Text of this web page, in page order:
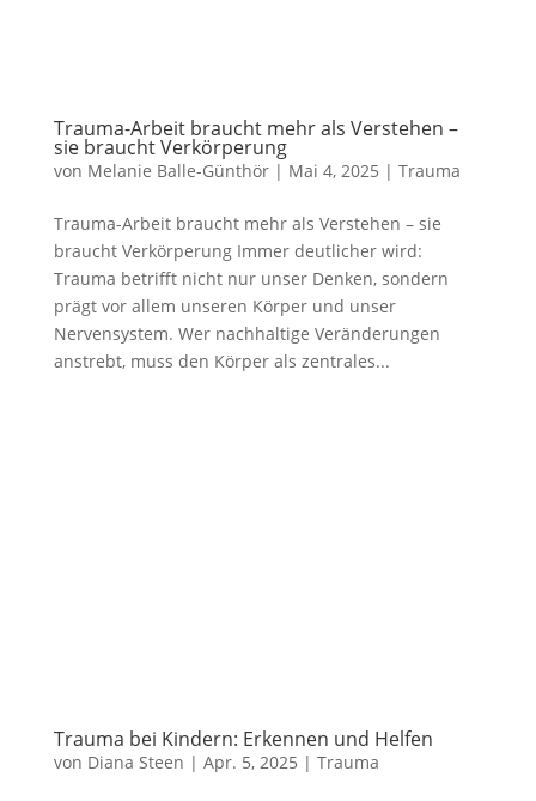
Trauma-Arbeit braucht mehr als Verstehen –
sie braucht Verkörperung
von Melanie Balle-Günthör| Mai 4, 2025 | Trauma
Trauma-Arbeit braucht mehr als Verstehen – sie
braucht Verkörperung Immer deutlicher wird:
Trauma betrifft nicht nur unser Denken, sondern
prägt vor allem unseren Körper und unser
Nervensystem. Wer nachhaltige Veränderungen
anstrebt, muss den Körper als zentrales...
Trauma bei Kindern: Erkennen und Helfen
von Diana Steen | Apr. 5, 2025 | Trauma